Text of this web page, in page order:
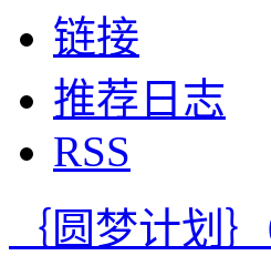
链接
推荐日志
RSS
｛圆梦计划